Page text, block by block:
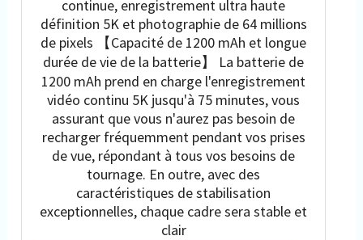
continue, enregistrement ultra haute
définition 5K et photographie de 64 millions
de pixels 【Capacité de 1200 mAh et longue
durée de vie de la batterie】 La batterie de
1200 mAh prend en charge l'enregistrement
vidéo continu 5K jusqu'à 75 minutes, vous
assurant que vous n'aurez pas besoin de
recharger fréquemment pendant vos prises
de vue, répondant à tous vos besoins de
tournage. En outre, avec des
caractéristiques de stabilisation
exceptionnelles, chaque cadre sera stable et
clair